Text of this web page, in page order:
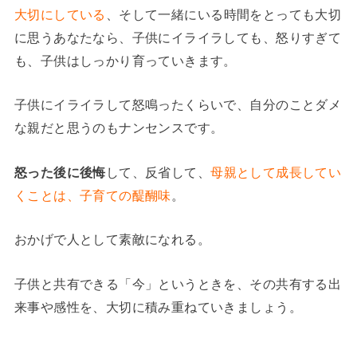
大切にしている
、そして一緒にいる時間をとっても大切
に思うあなたなら、子供にイライラしても、怒りすぎて
も、子供はしっかり育っていきます。
子供にイライラして怒鳴ったくらいで、自分のことダメ
な親だと思うのもナンセンスです。
怒った後に後悔 して、反省して、母親として成長してい
くことは、子育ての醍醐味 。
おかげで人として素敵になれる。
子供と共有できる「今」というときを、その共有する出
来事や感性を、大切に積み重ねていきましょう。